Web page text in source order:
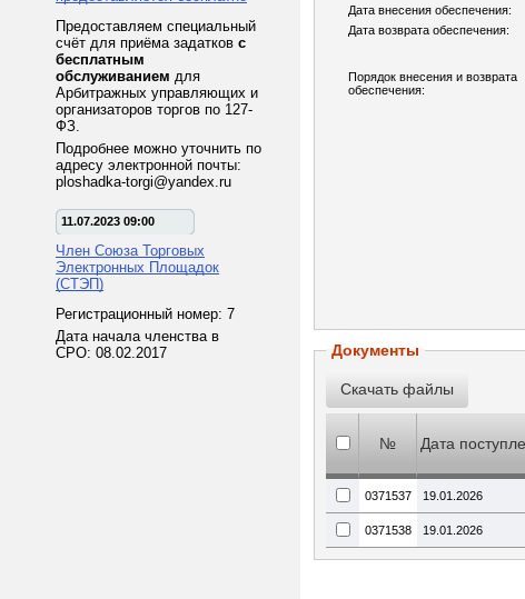
Предоставляем специальный
счёт для приёма задатков с
бесплатным
обслуживанием для
Арбитражных управляющих и
организаторов торгов по 127-
ФЗ.
Подробнее можно уточнить по
адресу электронной почты:
ploshadka-torgi@yandex.ru
11.07.2023 09:00
Член Союза Торговых
Электронных Площадок
(СТЭП)
Регистрационный номер: 7
Дата начала членства в
СРО: 08.02.2017
Дата внесения обеспечения:
Дата возврата обеспечения:
Порядок внесения и возврата
обеспечения:
Документы
№ Дата
0371537 19.01.2026
0371538 19.01.2026